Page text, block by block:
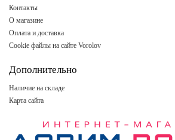
Контакты
О магазине
Оплата и доставка
Cookie файлы на сайте Vorolov
Дополнительно
Наличие на складе
Карта сайта